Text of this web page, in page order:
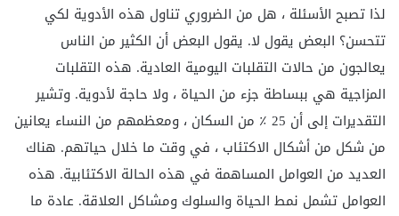
لذا تصبح الأسئلة ، هل من الضروري تناول هذه الأدوية لكي
تتحسن؟ البعض يقول لا. يقول البعض أن الكثير من الناس
يعالجون من حالات التقلبات اليومية العادية. هذه التقلبات
المزاجية هي ببساطة جزء من الحياة ، ولا حاجة لأدوية. وتشير
التقديرات إلى أن 25 ٪ من السكان ، ومعظمهم من النساء يعانين
من شكل من أشكال الاكتئاب ، في وقت ما خلال حياتهم. هناك
العديد من العوامل المساهمة في هذه الحالة الاكتئابية. هذه
العوامل تشمل نمط الحياة والسلوك ومشاكل العلاقة. عادة ما